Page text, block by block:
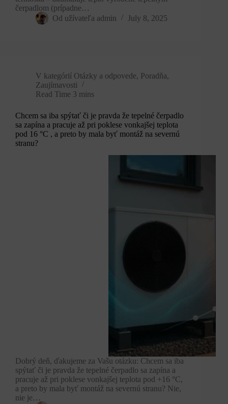
čerpadlom (prípadne…
Od užívateľa admin July 8, 2025
V kategórií Otázky a odpovede, Poradňa,
Zaujímavosti
Read Time 3 mins
Chcem sa iba spýtať či je pravda že tepelné čerpadlo
sa zapína a pracuje až pri poklese vonkajšej teplota
pod 16 °C , a preto by mala byť montáž na severnú
stranu?
Dobrý deň, ďakujeme za Vašu otázku: Chcem sa iba
spýtať či je pravda že tepelné čerpadlo sa zapína a
pracuje až pri poklese vonkajšej teplota pod +16 °C,
a preto by mala byť montáž na severnú stranu? Nie,
nie je…